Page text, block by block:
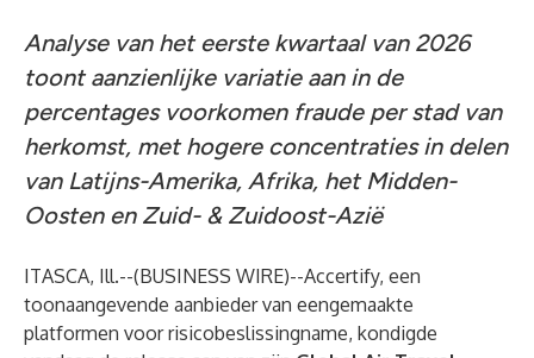
Analyse van het eerste kwartaal van 2026
toont aanzienlijke variatie aan in de
percentages voorkomen fraude per stad van
herkomst, met hogere concentraties in delen
van Latijns-Amerika, Afrika, het Midden-
Oosten en Zuid- & Zuidoost-Azië
ITASCA, Ill.--(BUSINESS WIRE)--Accertify, een
toonaangevende aanbieder van eengemaakte
platformen voor risicobeslissingname, kondigde